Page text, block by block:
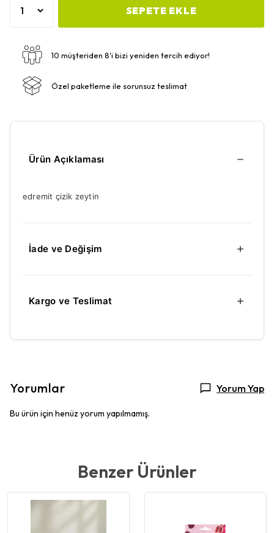
SEPETE EKLE
10 müşteriden 8'i bizi yeniden tercih ediyor!
Özel paketleme ile sorunsuz teslimat
Ürün Açıklaması
edremit çizik zeytin
İade ve Değişim
Kargo ve Teslimat
Yorumlar Yorum Yap
Bu ürün için henüz yorum yapılmamış.
Benzer Ürünler